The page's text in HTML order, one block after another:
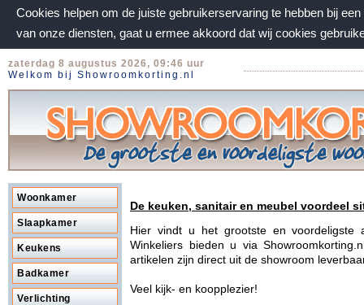
Cookies helpen om de juiste gebruikerservaring te hebben bij
van onze diensten, gaat u ermee akkoord dat wij cookies
zaterdag 8 augustus 2026, 09:46 uur
Welkom bij Showroomkorting.nl
Woonkamer
Slaapkamer
Keukens
Badkamer
Verlichting
De keuken, sanitair en meubel voordeel
Hier vindt u het grootste en voordeligste
Winkeliers bieden u via
artikelen zijn direct uit de showroom
Veel kijk- en koopplezier!